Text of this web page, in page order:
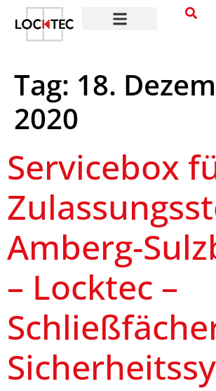
springen
Tag: 18.
2020
Servicebox
Amberg-
– Locktec –